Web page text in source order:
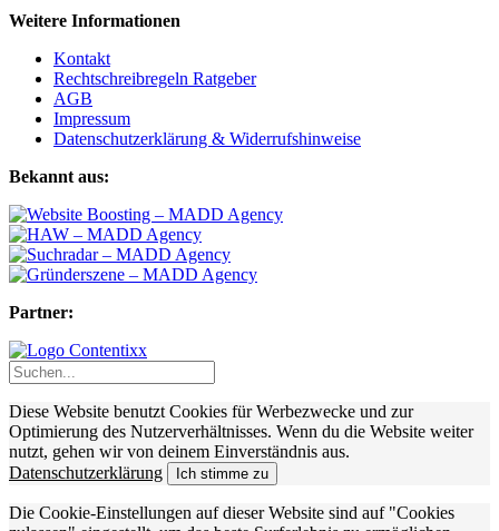
Weitere Informationen
Kontakt
Rechtschreibregeln Ratgeber
AGB
Impressum
Datenschutzerklärung & Widerrufshinweise
Bekannt aus:
Partner:
Diese Website benutzt Cookies für Werbezwecke und zur
Optimierung des Nutzerverhältnisses. Wenn du die Website weiter
nutzt, gehen wir von deinem Einverständnis aus.
Datenschutzerklärung
Ich stimme zu
Die Cookie-Einstellungen auf dieser Website sind auf "Cookies